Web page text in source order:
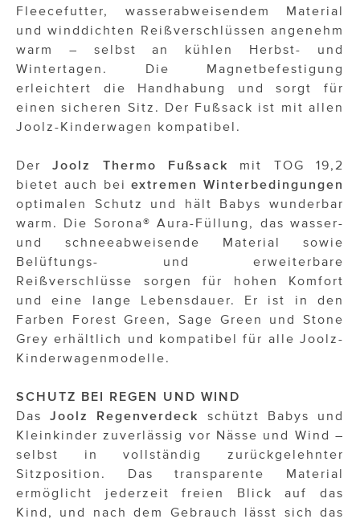
Fleecefutter, wasserabweisendem Material
und winddichten Reißverschlüssen angenehm
warm – selbst an kühlen Herbst- und
Wintertagen. Die Magnetbefestigung
erleichtert die Handhabung und sorgt für
einen sicheren Sitz. Der Fußsack ist mit allen
Joolz-Kinderwagen kompatibel.
Der Joolz Thermo Fußsack
mit TOG 19,2
bietet auch beiextremen Winterbedingungen
optimalen Schutz und hält Babys wunderbar
warm. Die Sorona® Aura-Füllung, das wasser-
und schneeabweisende Material sowie
Belüftungs- und erweiterbare
Reißverschlüsse sorgen für hohen Komfort
und eine lange Lebensdauer. Er ist in den
Farben Forest Green, Sage Green und Stone
Grey erhältlich und kompatibel für alle Joolz-
Kinderwagenmodelle.
SCHUTZ BEI REGEN UND WIND
Das
Joolz Regenverdeck
schützt Babys und
Kleinkinder zuverlässig vor Nässe und Wind –
selbst in vollständig zurückgelehnter
Sitzposition. Das transparente Material
ermöglicht jederzeit freien Blick auf das
Kind, und nach dem Gebrauch lässt sich das